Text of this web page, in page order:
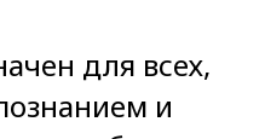
для всех,
и